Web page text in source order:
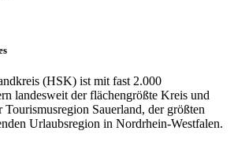
(HSK) ist mit fast 2.000
landesweit der flächengrößte Kreis und
Sauerland, der größten
Urlaubsregion in Nordrhein-Westfalen.